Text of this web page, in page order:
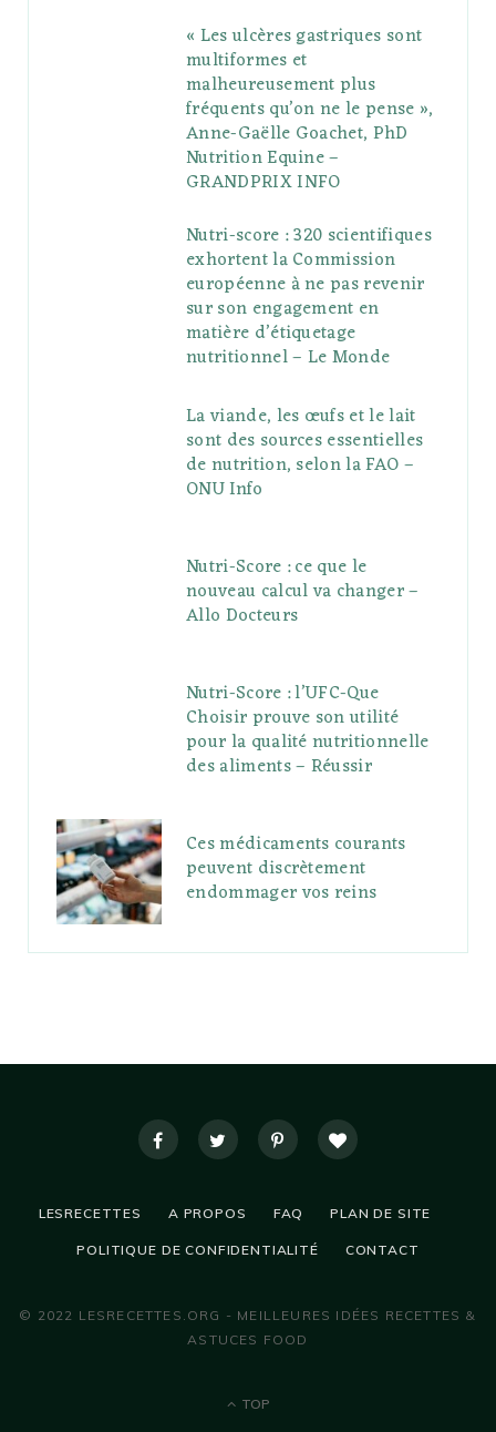
« Les ulcères gastriques sont
multiformes et
malheureusement plus
fréquents qu’on ne le pense »,
Anne-Gaëlle Goachet, PhD
Nutrition Equine –
GRANDPRIX INFO
Nutri-score : 320 scientifiques
exhortent la Commission
européenne à ne pas revenir
sur son engagement en
matière d’étiquetage
nutritionnel – Le Monde
La viande, les œufs et le lait
sont des sources essentielles
de nutrition, selon la FAO –
ONU Info
Nutri-Score : ce que le
nouveau calcul va changer –
Allo Docteurs
Nutri-Score : l’UFC-Que
Choisir prouve son utilité
pour la qualité nutritionnelle
des aliments – Réussir
Ces médicaments courants
peuvent discrètement
endommager vos reins
LESRECETTES A PROPOS FAQ PLAN DE SITE
POLITIQUE DE CONFIDENTIALITÉ CONTACT
© 2022 LESRECETTES.ORG - MEILLEURES IDÉES RECETTES &
ASTUCES FOOD
TOP